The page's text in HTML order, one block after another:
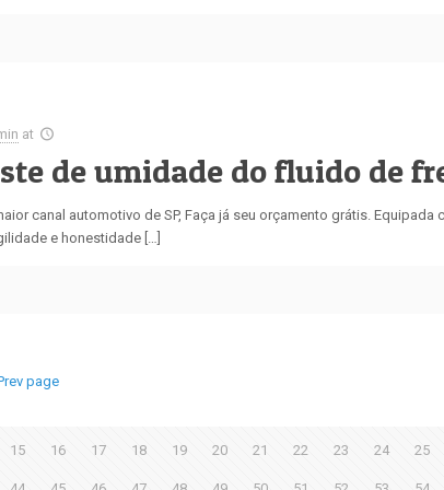
at
de umidade do fluido de
canal automotivo de SP, Faça já seu orçamento grátis. Equipada
e honestidade […]
page
15 16 17 18 19 20 21 22 23 24 25